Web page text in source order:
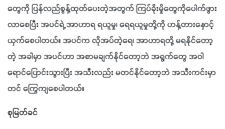
တွေကို ပြန်လည်စွန့်ထုတ်ပေးတဲ့အတွက် ကြပ်ခိုးမှိုတွေကိုပေါက်ဖွား
လာစေပြီး အပင်ရဲ့ အာဟာရ ရယူမှု၊ ရေရယူမှုတို့ကို ဟန့်တားနှောင့်
ယှက်စေပါတယ်။ အပင်က လိုအပ်တဲ့ရေ၊ အာဟာရတို့ မရနိုင်တော့
တဲ့ အခါမှာ အပင်ဟာ အစာမချက်နိုင်တော့ဘဲ အရွက်တွေ အဝါ
ရောင်ပြောင်းသွားပြီး အသီးလည်း မတင်နိုင်တော့ဘဲ အသီးကင်းမှာ
တင် ကြွေကျစေပါတယ်။
စုမြတ်ခင်